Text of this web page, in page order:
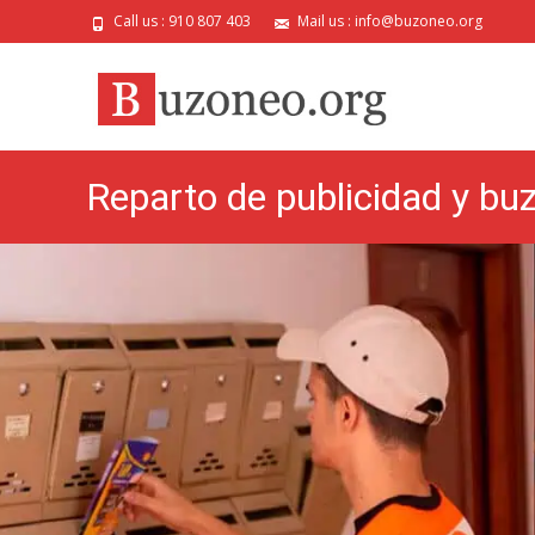
Call us : 910 807 403 Mail us : info@buzoneo.org
Reparto de publicidad y